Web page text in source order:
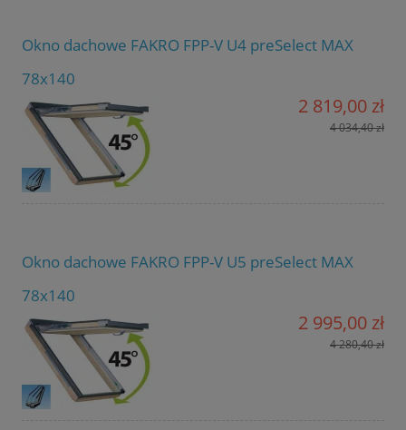
Okno dachowe FAKRO FPP-V U4 preSelect MAX
78x140
2 819,00 zł
4 034,40 zł
Okno dachowe FAKRO FPP-V U5 preSelect MAX
78x140
2 995,00 zł
4 280,40 zł